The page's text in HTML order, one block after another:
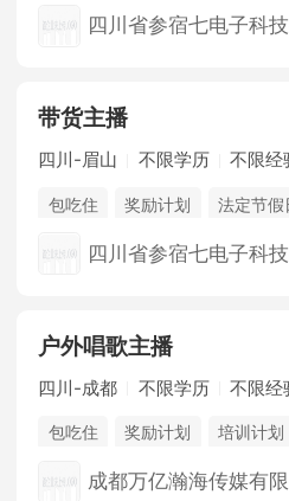
四川省参宿七电子科
带货主播
四川-眉山 不限学历 不限经
包吃住 奖励计划 法定节假
四川省参宿七电子科
户外唱歌主播
四川-成都 不限学历 不限经
包吃住 奖励计划 培训计划
成都万亿瀚海传媒有